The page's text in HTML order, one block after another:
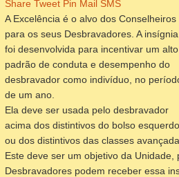
Share Tweet Pin Mail SMS
A Excelência é o alvo dos Conselheiros
para os seus Desbravadores. A insígnia
foi desenvolvida para incentivar um alto
padrão de conduta e desempenho do
desbravador como indivíduo, no
de um ano.
Ela deve ser usada pelo desbravador
acima dos distintivos do bolso esquerdo
ou dos distintivos das classes
Este deve ser um objetivo da Unidade,
Desbravadores podem receber essa